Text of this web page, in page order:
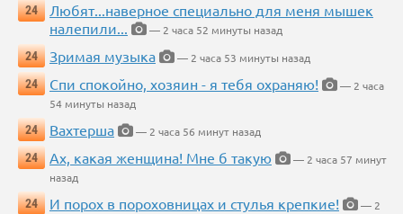
24
Любят...наверное специально для меня мышек
налепили...
— 2 часа 52 минуты назад
24
Зримая музыка
— 2 часа 53 минуты назад
24
Спи спокойно, хозяин - я тебя охраняю!
— 2 часа
54 минуты назад
24
Вахтерша
— 2 часа 56 минут назад
24
Ах, какая женщина! Мне б такую
— 2 часа 57 минут
назад
24
И порох в пороховницах и стулья крепкие!
— 2